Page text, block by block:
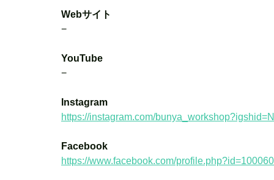
Webサイト
−
YouTube
−
Instagram
https://instagram.com/
Facebook
https://www.facebook.com/